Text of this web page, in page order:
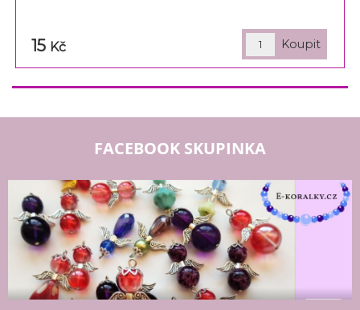
15 Kč
FACEBOOK SKUPINKA